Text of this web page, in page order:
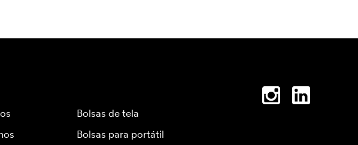
Bolsas de tela
Bolsas para portátil